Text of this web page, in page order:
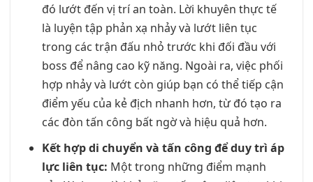
đó lướt đến vị trí an toàn. Lời khuyên thực tế
là luyện tập phản xạ nhảy và lướt liên tục
trong các trận đấu nhỏ trước khi đối đầu với
boss để nâng cao kỹ năng. Ngoài ra, việc phối
hợp nhảy và lướt còn giúp bạn có thể tiếp cận
điểm yếu của kẻ địch nhanh hơn, từ đó tạo ra
các đòn tấn công bất ngờ và hiệu quả hơn.
Kết hợp di chuyển và tấn công để duy trì áp
lực liên tục: Một trong những điểm mạnh